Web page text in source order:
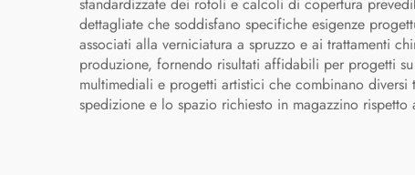
dettagliate che soddisfano specifiche esigenze
associati alla verniciatura a spruzzo e ai trattamenti
produzione, fornendo risultati affidabili per progetti
multimediali e progetti artistici che combinano
spedizione e lo spazio richiesto in magazzino rispetto